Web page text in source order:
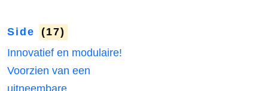
Side
(17)
Innovatief en modulaire!
Voorzien van een